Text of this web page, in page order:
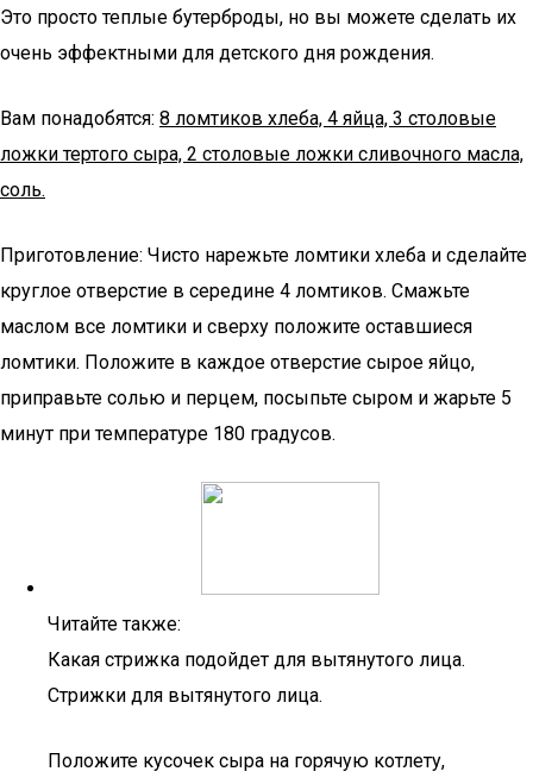
Это просто теплые бутерброды, но вы можете сделать их
очень эффектными для детского дня рождения.
Вам понадобятся: 8 ломтиков хлеба, 4 яйца, 3 столовые
ложки тертого сыра, 2 столовые ложки сливочного масла,
соль.
Приготовление: Чисто нарежьте ломтики хлеба и сделайте
круглое отверстие в середине 4 ломтиков. Смажьте
маслом все ломтики и сверху положите оставшиеся
ломтики. Положите в каждое отверстие сырое яйцо,
приправьте солью и перцем, посыпьте сыром и жарьте 5
минут при температуре 180 градусов.
Читайте также:
Какая стрижка подойдет для вытянутого лица.
Стрижки для вытянутого лица.
Положите кусочек сыра на горячую котлету,